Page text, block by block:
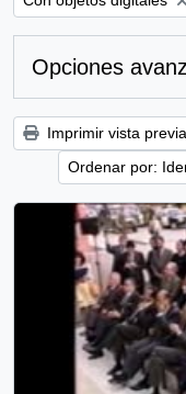
Opciones
Imprimir vista previa
Ordenar por: